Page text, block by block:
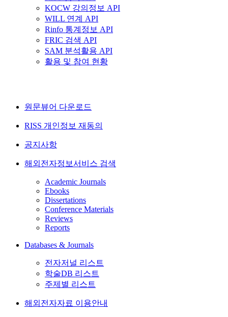
KOCW 강의정보 API
WILL 연계 API
Rinfo 통계정보 API
FRIC 검색 API
SAM 분석활용 API
활용 및 참여 현황
원문뷰어 다운로드
RISS 개인정보 재동의
공지사항
해외전자정보서비스 검색
Academic Journals
Ebooks
Dissertations
Conference Materials
Reviews
Reports
Databases & Journals
전자저널 리스트
학술DB 리스트
주제별 리스트
해외전자자료 이용안내